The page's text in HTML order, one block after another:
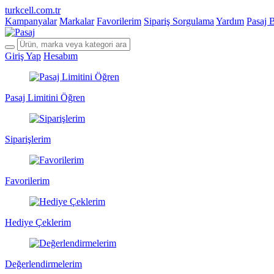
turkcell.com.tr
Kampanyalar Markalar Favorilerim Sipariş Sorgulama Yardım Pasaj
Giriş Yap Hesabım
Pasaj Limitini Öğren
Siparişlerim
Favorilerim
Hediye Çeklerim
Değerlendirmelerim